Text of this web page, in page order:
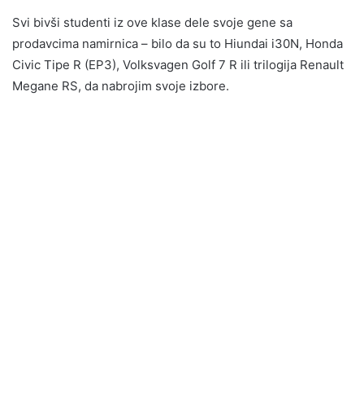
Svi bivši studenti iz ove klase dele svoje gene sa
prodavcima namirnica – bilo da su to Hiundai i30N, Honda
Civic Tipe R (EP3), Volksvagen Golf 7 R ili trilogija Renault
Megane RS, da nabrojim svoje izbore.